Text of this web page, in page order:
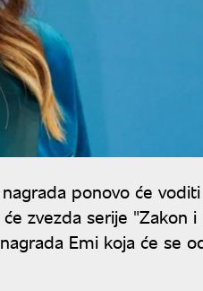
ponovo će voditi
zvezda serije "Zakon
Emi koja će se